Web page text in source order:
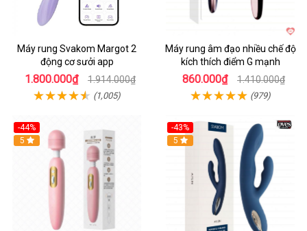
Máy rung Svakom Margot 2
động cơ sưởi app
1.800.000₫ 1.914.000₫
(1,005)
Máy rung âm đạo nhiều chế độ
kích thích điểm G mạnh
860.000₫ 1.410.000₫
(979)
-44%
Hot
5
-43%
Hot
5